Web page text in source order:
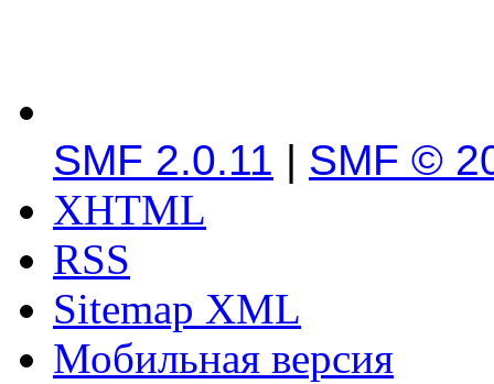
SMF 2.0.11 | SMF ©
XHTML
RSS
Sitemap XML
Мобильная версия